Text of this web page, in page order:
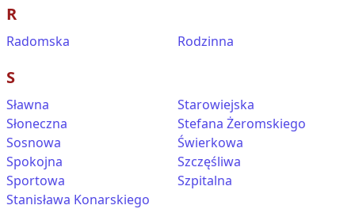
R
Radomska Rodzinna
S
Sławna
Słoneczna
Sosnowa
Spokojna
Sportowa
Stanisława Konarskiego
Starowiejska
Stefana Żeromskiego
Świerkowa
Szczęśliwa
Szpitalna